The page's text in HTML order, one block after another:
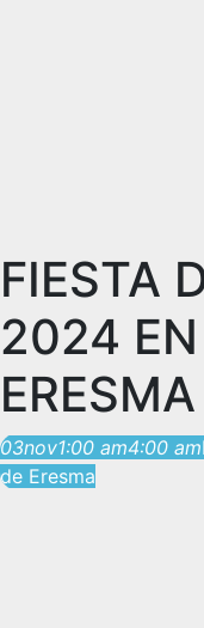
FIESTA
2024
ERESMA
03nov1:00 am4:00 am
de Eresma